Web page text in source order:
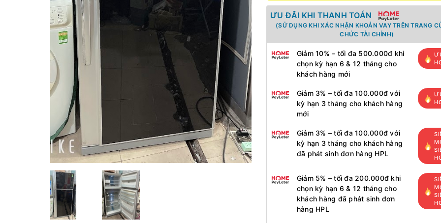
ƯU ĐÃI KHI THANH TOÁN
(SỬ DỤNG KHI XÁC NHẬN KHOẢN VAY TRÊN TRANG
CHỨC TÀI CHÍNH)
Giảm 10% – tối đa 500.000đ khi
chọn kỳ hạn 6 & 12 tháng cho
khách hàng mới
Giảm 3% – tối đa 100.000đ với
kỳ hạn 3 tháng cho khách hàng
mới
Giảm 3% – tối đa 100.000đ với
kỳ hạn 3 tháng cho khách hàng
đã phát sinh đơn hàng HPL
Giảm 5% – tối đa 200.000đ khi
chọn kỳ hạn 6 & 12 tháng cho
khách hàng đã phát sinh đơn
hàng HPL